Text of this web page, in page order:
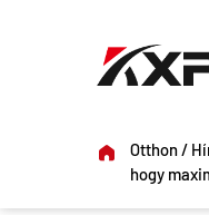
Otthon/
hogy